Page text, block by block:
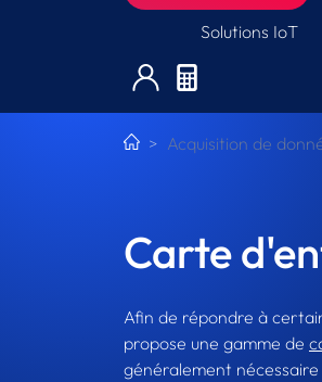
Solutions IoT
Acquisition de
Carte
Afin de répondre à
propose une gamme de
généralement